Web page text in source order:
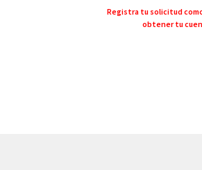
Registra tu solicitud
obtener tu